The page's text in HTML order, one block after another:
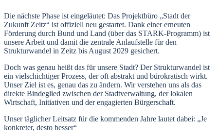
Die nächste Phase ist eingeläutet: Das Projektbüro „Stadt der
Zukunft Zeitz“ ist offiziell neu gestartet. Dank einer erneuten
Förderung durch Bund und Land (über das STARK-Programm) ist
unsere Arbeit und damit die zentrale Anlaufstelle für den
Strukturwandel in Zeitz bis August 2029 gesichert.
Doch was genau heißt das für unsere Stadt? Der Strukturwandel ist
ein vielschichtiger Prozess, der oft abstrakt und bürokratisch wirkt.
Unser Ziel ist es, genau das zu ändern. Wir verstehen uns als das
direkte Bindeglied zwischen der Stadtverwaltung, der lokalen
Wirtschaft, Initiativen und der engagierten Bürgerschaft.
Unser täglicher Leitsatz für die kommenden Jahre lautet dabei: „Je
konkreter, desto besser“